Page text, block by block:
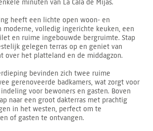
minuten van La Cala de Mijas.
heeft een lichte open woon- en
moderne, volledig ingerichte keuken, een
en ruime ingebouwde bergruimte. Stap
gelegen terras op en geniet van
over het platteland en de middagzon.
bevinden zich twee ruime
gerenoveerde badkamers, wat zorgt voor
voor bewoners en gasten. Boven
naar een groot dakterras met prachtig
in het westen, perfect om te
of gasten te ontvangen.